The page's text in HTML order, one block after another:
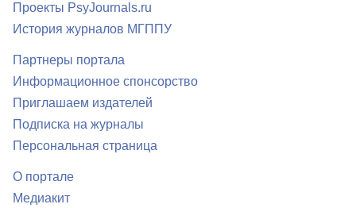
Проекты PsyJournals.ru
История журналов МГППУ
Партнеры портала
Информационное спонсорство
Приглашаем издателей
Подписка на журналы
Персональная страница
О портале
Медиакит